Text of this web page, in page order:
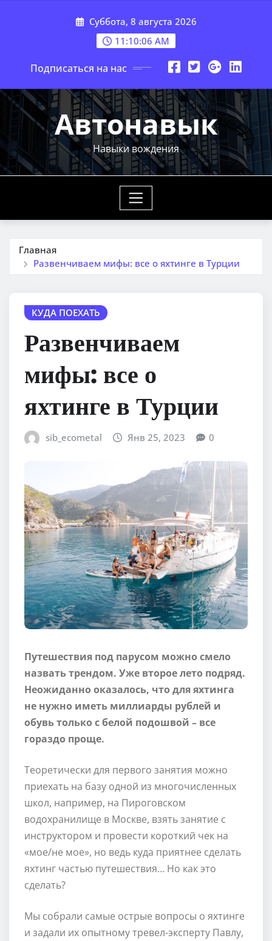
Суббота, 8 августа 2026
11:10:08 AM
Подписаться на нас
Автонавык
Навыки вождения
Главная
Развенчиваем мифы: все о яхтинге в Турции
КУДА ПОЕХАТЬ
Развенчиваем
мифы: все о
яхтинге в Турции
sib_ecometal Янв 25, 2023 0
Путешествия под парусом можно смело
назвать трендом. Уже второе лето подряд.
Неожиданно оказалось, что для яхтинга
не нужно иметь миллиарды рублей и
обувь только с белой подошвой – все
гораздо проще.
Теоретически для первого занятия можно
приехать на базу одной из многочисленных
школ, например, на Пироговском
водохранилище в Москве, взять занятие с
инструктором и провести короткий чек на
«мое/не мое», но ведь куда приятнее сделать
яхтинг частью путешествия… Но как это
сделать?
Мы собрали самые острые вопросы о яхтинге
и задали их опытному тревел-эксперту Павлу,